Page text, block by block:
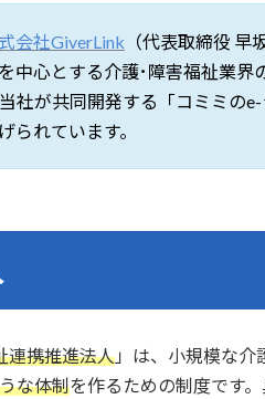
会社GiverLink （代表取締役
中心とする介護･障害福祉業界
社が共同開発する「コミミの
られています。
連携推進法人 」は、小規模な介
な体制を作るための制度です